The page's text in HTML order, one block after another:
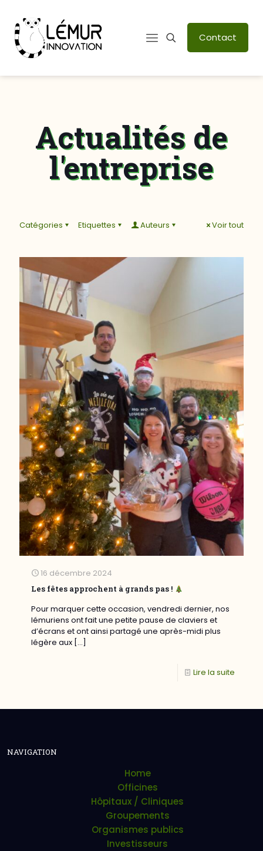
Contact
Actualités de
l'entreprise
Catégories Etiquettes Auteurs Voir tout
16 décembre 2024
Les fêtes approchent à grands pas !
Pour marquer cette occasion, vendredi dernier, nos
lémuriens ont fait une petite pause de claviers et
d’écrans et ont ainsi partagé une après-midi plus
légère aux […]
Lire la suite
NAVIGATION
Home
Officines
Hôpitaux / Cliniques
Groupements
Organismes publics
Investisseurs